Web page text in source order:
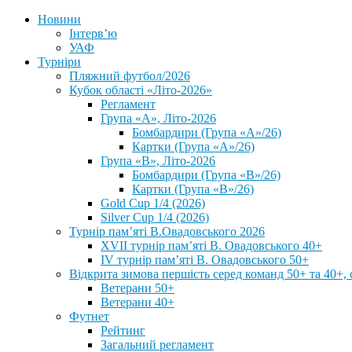
Новини
Інтерв’ю
УАФ
Турніри
Пляжний футбол/2026
Кубок області «Літо-2026»
Регламент
Група «А», Літо-2026
Бомбардири (Група «А»/26)
Картки (Група «А»/26)
Група «В», Літо-2026
Бомбардири (Група «В»/26)
Картки (Група «В»/26)
Gold Cup 1/4 (2026)
Silver Cup 1/4 (2026)
Турнір пам’яті В.Овадовського 2026
XVII турнір пам’яті В. Овадовського 40+
IV турнір пам’яті В. Овадовського 50+
Відкрита зимова першість серед команд 50+ та 40+,
Ветерани 50+
Ветерани 40+
Футнет
Рейтинг
Загальний регламент